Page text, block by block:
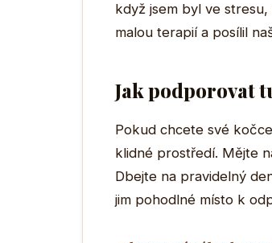
když jsem byl ve
malou terapií a posílil
Jak podporovat
Pokud chcete své
klidné prostředí. Mějte
Dbejte na pravidelný
jim pohodlné místo k